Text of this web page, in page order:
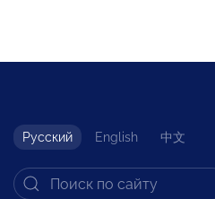
Русский English 中文